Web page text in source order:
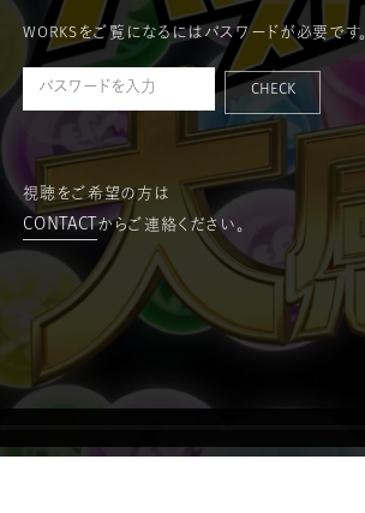
WORKSをご覧になるにはパスワードが必要です。
CHECK
視聴をご希望の方は
CONTACTからご連絡ください。